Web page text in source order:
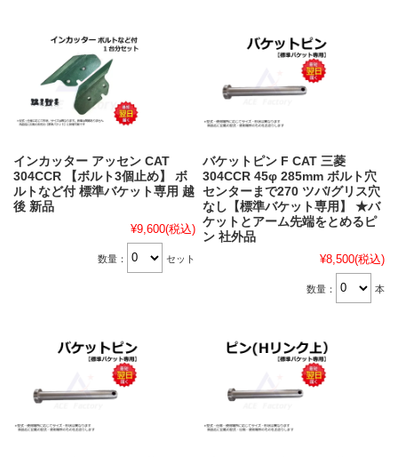
インカッター アッセン CAT
304CCR 【ボルト3個止め】 ボ
ルトなど付 標準バケット専用 越
後 新品
¥9,600(税込)
数量： セット
バケットピン F CAT 三菱
304CCR 45φ 285mm ボルト穴
センターまで270 ツバ/グリス穴
なし【標準バケット専用】 ★バ
ケットとアーム先端をとめるピ
ン 社外品
¥8,500(税込)
数量： 本